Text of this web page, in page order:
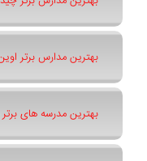
بهترین مدارس برتر اوین در
بهترین مدرسه های برتر